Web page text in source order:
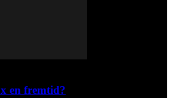
en fremtid?